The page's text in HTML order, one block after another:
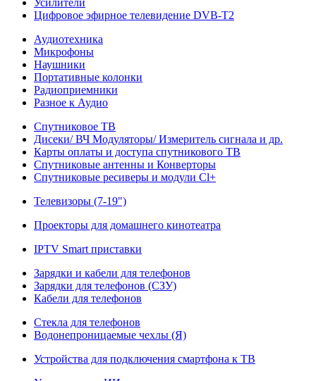
Усилители
Цифровое эфирное телевидение DVB-Т2
Аудиотехника
Микрофоны
Наушники
Портативные колонки
Радиоприемники
Разное к Аудио
Спутниковое ТВ
Дисеки/ ВЧ Модуляторы/ Измеритель сигнала и др.
Карты оплаты и доступа спутникового ТВ
Спутниковые антенны и Конверторы
Спутниковые ресиверы и модули Cl+
Телевизоры (7-19")
Проекторы для домашнего кинотеатра
IPTV Smart приставки
Зарядки и кабели для телефонов
Зарядки для телефонов (СЗУ)
Кабели для телефонов
Стекла для телефонов
Водонепроницаемые чехлы (Я)
Устройства для подключения смартфона к ТВ